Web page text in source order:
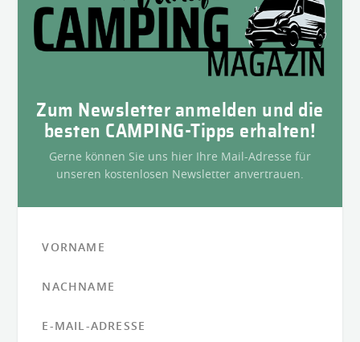
Zum Newsletter anmelden und die
besten CAMPING-Tipps erhalten!
Gerne können Sie uns hier Ihre Mail-Adresse für
unseren kostenlosen Newsletter anvertrauen.